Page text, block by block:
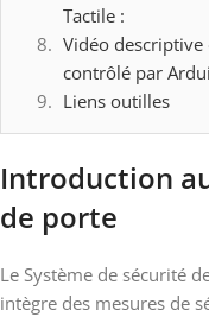
Tactile :
Vidéo
contrôlé par
Liens outilles
Introduction
de porte
Le Système de sécurité
intègre des mesures de